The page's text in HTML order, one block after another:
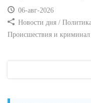
06-авг-2026
Новости дня /
Происшествия и криминал